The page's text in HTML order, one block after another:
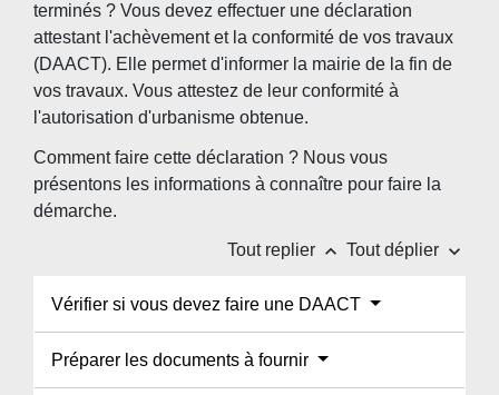
terminés ? Vous devez effectuer une déclaration
attestant l'achèvement et la conformité de vos travaux
(DAACT). Elle permet d'informer la mairie de la fin de
vos travaux. Vous attestez de leur conformité à
l'autorisation d'urbanisme obtenue.
Comment faire cette déclaration ? Nous vous
présentons les informations à connaître pour faire la
démarche.
Tout replier keyboard_arrow_up Tout déplier keyboard_arrow_down
Vérifier si vous devez faire une DAACT
Préparer les documents à fournir